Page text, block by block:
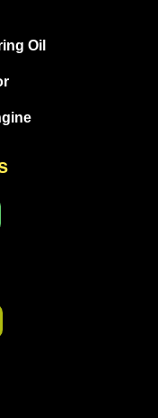
Oil